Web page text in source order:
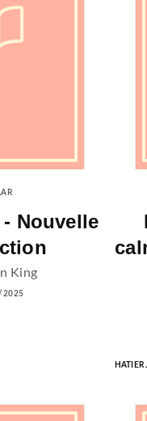
- Nouvelle
King
HATIER